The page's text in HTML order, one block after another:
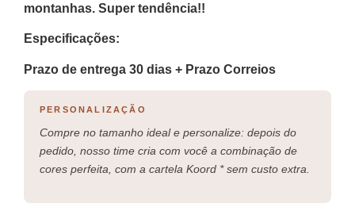
montanhas. Super tendência!!
Especificações:
Prazo de entrega 30 dias + Prazo Correios
PERSONALIZAÇÃO
Compre no tamanho ideal e personalize: depois do
pedido, nosso time cria com você a combinação de
cores perfeita, com a cartela Koord * sem custo extra.